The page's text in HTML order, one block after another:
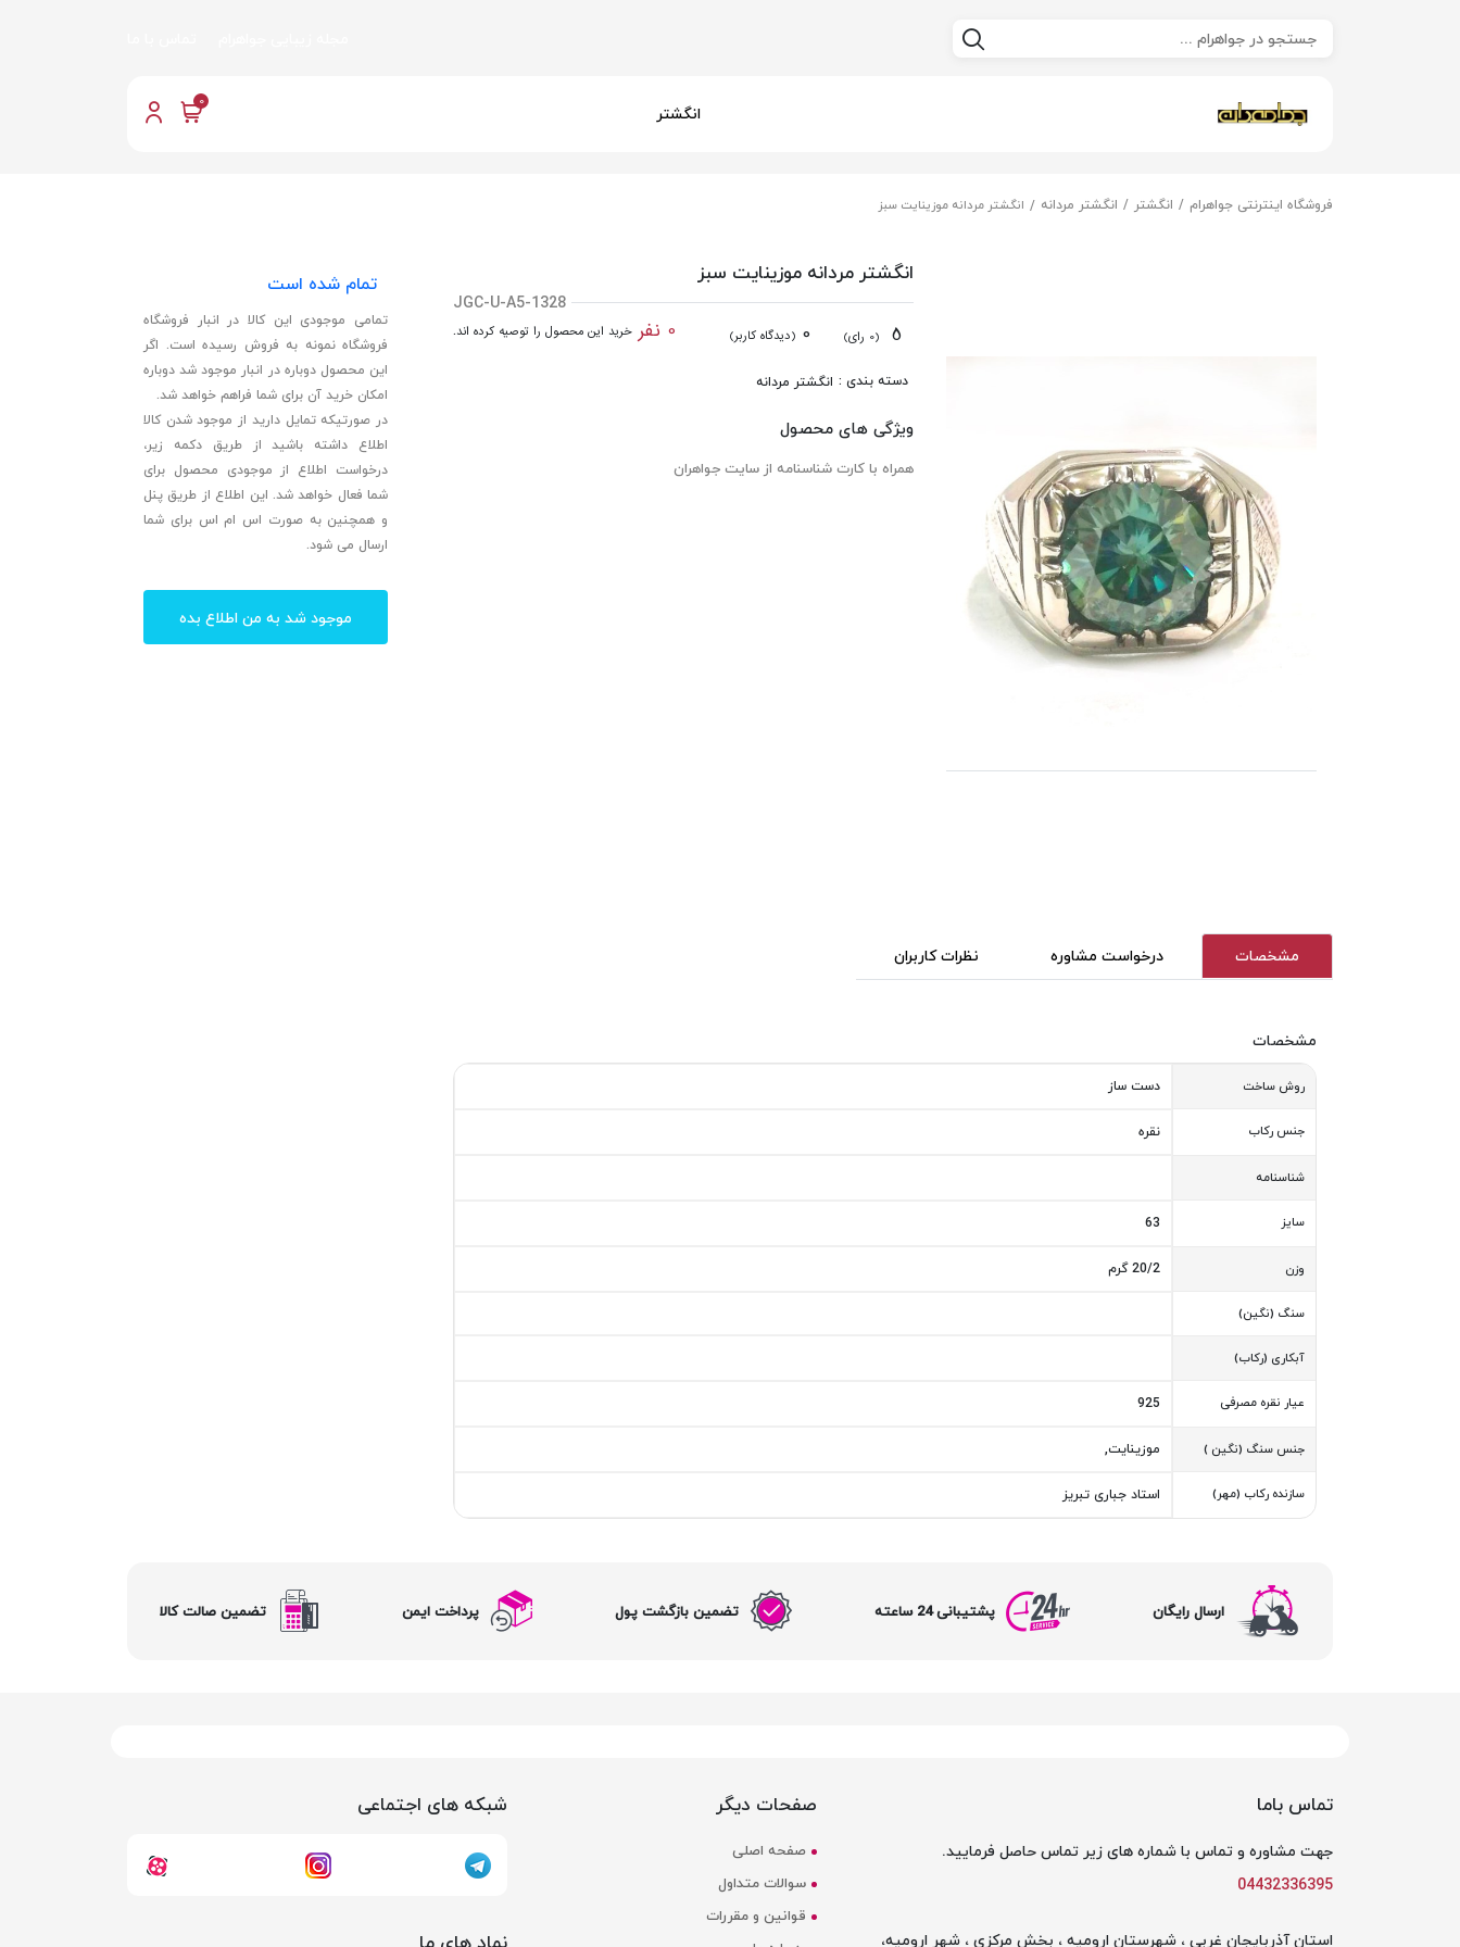
انگشتر 0
فروشگاه اینترنتی جواهرام انگشتر انگشتر مردانه انگشتر مردانه موزینایت سبز
انگشتر مردانه موزینایت سبز
JGC-U-A5-1328
(0 رای) 0 (دیدگاه کاربر) 0 نفر خرید این محصول را توصیه کرده اند.
دسته بندی : انگشتر مردانه
ویژگی های محصول
همراه با کارت شناسنامه از سایت جواهران
مشخصات درخواست مشاوره نظرات کاربران
مشخصات
روش ساخت دست ساز
جنس رکاب نقره
شناسنامه
سایز 63
وزن 20/2 گرم
سنگ (نگین)
آبکاری (رکاب)
عیار نقره مصرفی 925
جنس سنگ (نگین ) موزینایت,
سازنده رکاب (مهر) استاد جباری تبریز
تمام شده است
تمامی موجودی این کالا در انبار فروشگاه
فروشگاه نمونه به فروش رسیده است. اگر
این محصول دوباره در انبار موجود شد دوباره
امکان خرید آن برای شما فراهم خواهد شد.
در صورتیکه تمایل دارید از موجود شدن کالا
اطلاع داشته باشید از طریق دکمه زیر،
درخواست اطلاع از موجودی محصول برای
شما فعال خواهد شد. این اطلاع از طریق پنل
و همچنین به صورت اس ام اس برای شما
ارسال می شود.
موجود شد به من اطلاع بده
ارسال رایگان پشتیبانی 24 ساعته تضمین بازگشت پول پرداخت ایمن تضمین صالت کالا
تماس باما
جهت مشاوره و تماس با شماره های زیر تماس حاصل فرمایید.
04432336395
استان آذربایجان غربی ، شهرستان ارومیه ، بخش مرکزی ، شهر ارومیه،
صفحات دیگر
صفحه اصلی
سوالات متداول
قوانین و مقررات
شبکه های اجتماعی